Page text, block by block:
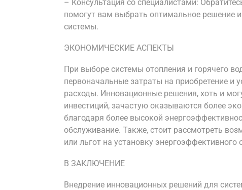
– Консультация со специалистами:
помогут вам выбрать оптимальное решение
системы.
ЭКОНОМИЧЕСКИЕ АСПЕКТЫ
При выборе системы отопления и горячего
первоначальные затраты на приобретение и
расходы. Инновационные решения, хоть и
инвестиций, зачастую оказываются более
благодаря более высокой
обслуживание. Также, стоит рассмотреть
или льгот на установку энергоэффективного
В ЗАКЛЮЧЕНИЕ
Внедрение инновационных решений для